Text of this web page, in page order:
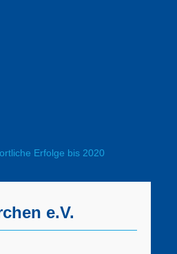
Erfolge bis 2020
e.V.